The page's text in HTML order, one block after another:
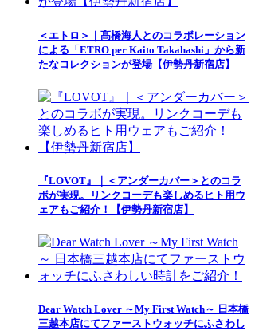
＜エトロ＞｜髙橋海人とのコラボレーション
による「ETRO per Kaito Takahashi」から新
たなコレクションが登場【伊勢丹新宿店】
『LOVOT』｜＜アンダーカバー＞とのコラ
ボが実現。リンクコーデも楽しめるヒト用ウ
ェアもご紹介！【伊勢丹新宿店】
Dear Watch Lover ～My First Watch～ 日本橋
三越本店にてファーストウォッチにふさわし